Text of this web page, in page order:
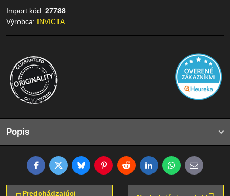
Import kód: 27788
Výrobca: INVICTA
Popis
FacebookTwitterBlueskyPinterestRedditLinkedInWhatsApp
E-
mail
Predchádzajúci